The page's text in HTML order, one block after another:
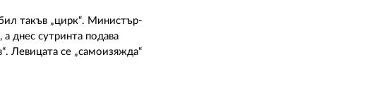
такъв „цирк“. Министър-
днес сутринта подава
Левицата се „самоизяжда“